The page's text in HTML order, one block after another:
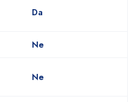
Da
Ne
Ne